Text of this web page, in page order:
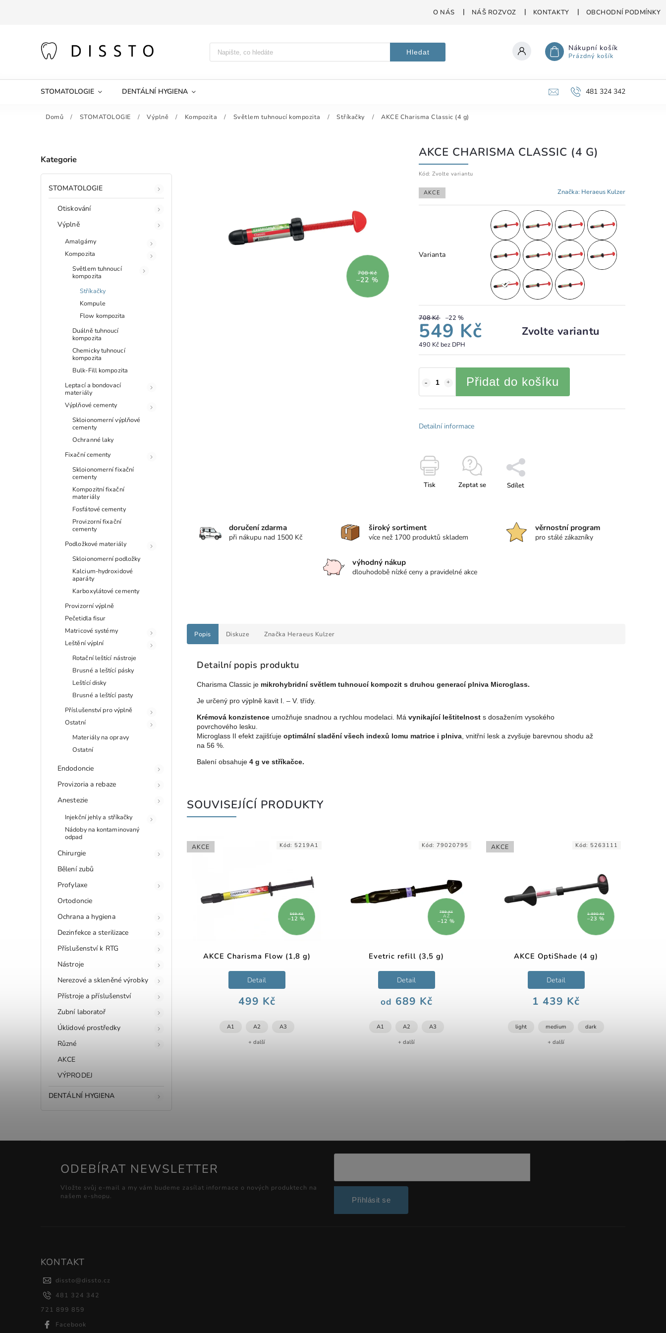
O NÁS NÁŠ ROZVOZ KONTAKTY OBCHODNÍ PODMÍNKY
Hledat Nákupní košík
Prázdný košík
STOMATOLOGIE DENTÁLNÍ HYGIENA 481 324 342
Domů / STOMATOLOGIE / Výplně / Kompozita / Světlem tuhnoucí kompozita / Stříkačky / AKCE Charisma Classic (4 g)
Kategorie
STOMATOLOGIE
Otiskování
Výplně
Amalgámy
Kompozita
Světlem tuhnoucí
kompozita
Stříkačky
Kompule
Flow kompozita
Duálně tuhnoucí
kompozita
Chemicky tuhnoucí
kompozita
Bulk-Fill kompozita
Leptací a bondovací
materiály
Výplňové cementy
Skloionomerní výplňové
cementy
Ochranné laky
Fixační cementy
Skloionomerní fixační
cementy
Kompozitní fixační
materiály
Fosfátové cementy
Provizorní fixační
cementy
Podložkové materiály
Skloionomerní podložky
Kalcium-hydroxidové
aparáty
Karboxylátové cementy
Provizorní výplně
Pečetidla fisur
Matricové systémy
Leštění výplní
Rotační leštící nástroje
Brusné a leštící pásky
Leštící disky
Brusné a leštící pasty
Příslušenství pro výplně
Ostatní
Materiály na opravy
Ostatní
Endodoncie
Provizoria a rebaze
Anestezie
Injekční jehly a stříkačky
Nádoby na kontaminovaný
odpad
Chirurgie
Bělení zubů
Profylaxe
Ortodoncie
Ochrana a hygiena
Dezinfekce a sterilizace
Příslušenství k RTG
Nástroje
Nerezové a skleněné výrobky
Přístroje a příslušenství
Zubní laboratoř
Úklidové prostředky
Různé
AKCE
VÝPRODEJ
DENTÁLNÍ HYGIENA
708 Kč
–22 %
AKCE CHARISMA CLASSIC (4 G)
Kód: Zvolte variantu
AKCE Značka: Heraeus Kulzer
Varianta
708 Kč –22 %
549 Kč
490 Kč bez DPH
Zvolte variantu
Přidat do košíku
Detailní informace
Tisk Zeptat se Sdílet
doručení zdarma
při nákupu nad 1500 Kč
široký sortiment
více než 1700 produktů skladem
věrnostní program
pro stálé zákazníky
výhodný nákup
dlouhodobě nízké ceny a pravidelné akce
Popis Diskuze Značka Heraeus Kulzer
Detailní popis produktu
Charisma Classic je mikrohybridní světlem tuhnoucí kompozit s druhou generací plniva Microglass.
Je určený pro výplně kavit I. – V. třídy.
Krémová konzistence umožňuje snadnou a rychlou modelaci. Má vynikající leštitelnost s dosažením vysokého
povrchového lesku.
Microglass II efekt zajišťuje optimální sladění všech indexů lomu matrice i plniva , vnitřní lesk a zvyšuje barevnou shodu až
na 56 %.
Balení obsahuje 4 g ve stříkačce.
SOUVISEJÍCÍ PRODUKTY
AKCE
569 Kč
–12 %
AKCE Charisma Flow (1,8 g)
499 Kč
Detail
A1 A2 A3
+ další
Kód: 5219A1
789 Kč
AŽ
–12 %
Evetric refill (3,5 g)
od 689 Kč
Detail
A1 A2 A3
+ další
Kód: 79020795 AKCE
1 890 Kč
–23 %
AKCE OptiShade (4 g)
1 439 Kč
Detail
light medium dark
+ další
Kód: 5263111
ODEBÍRAT NEWSLETTER
Vložte svůj e-mail a my vám budeme zasílat informace o nových produktech na
našem e-shopu.
Přihlásit se
KONTAKT
dissto@dissto.cz
481 324 342
721 899 859
Facebook